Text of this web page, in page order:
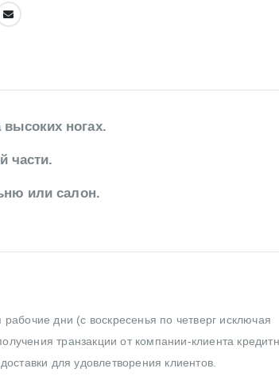
ногах.
части.
или салон.
дни (с воскресенья по четверг исключая
транзакции от компании-клиента
для удовлетворения клиентов.